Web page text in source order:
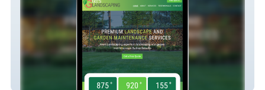
Gees Landscaping